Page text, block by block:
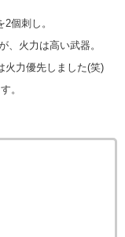
個刺し。
、火力は高い武器。
火力優先しました(笑)
。